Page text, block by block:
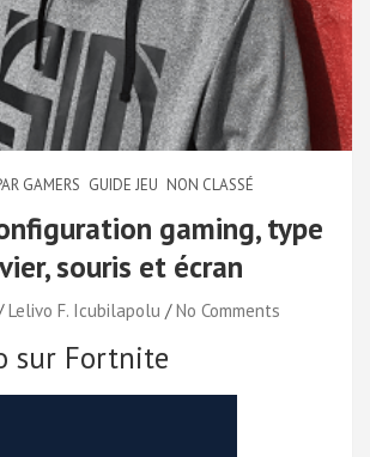
GAMERS GUIDE JEU NON CLASSÉ
gaming, type
souris et écran
Lelivo F. Icubilapolu No Comments
sur Fortnite